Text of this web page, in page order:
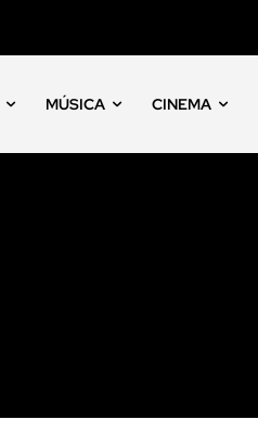
MÚSICA CINEMA